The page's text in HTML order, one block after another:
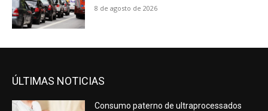
8 de agosto de 2026
ÚLTIMAS NOTICIAS
Consumo paterno de ultraprocessados